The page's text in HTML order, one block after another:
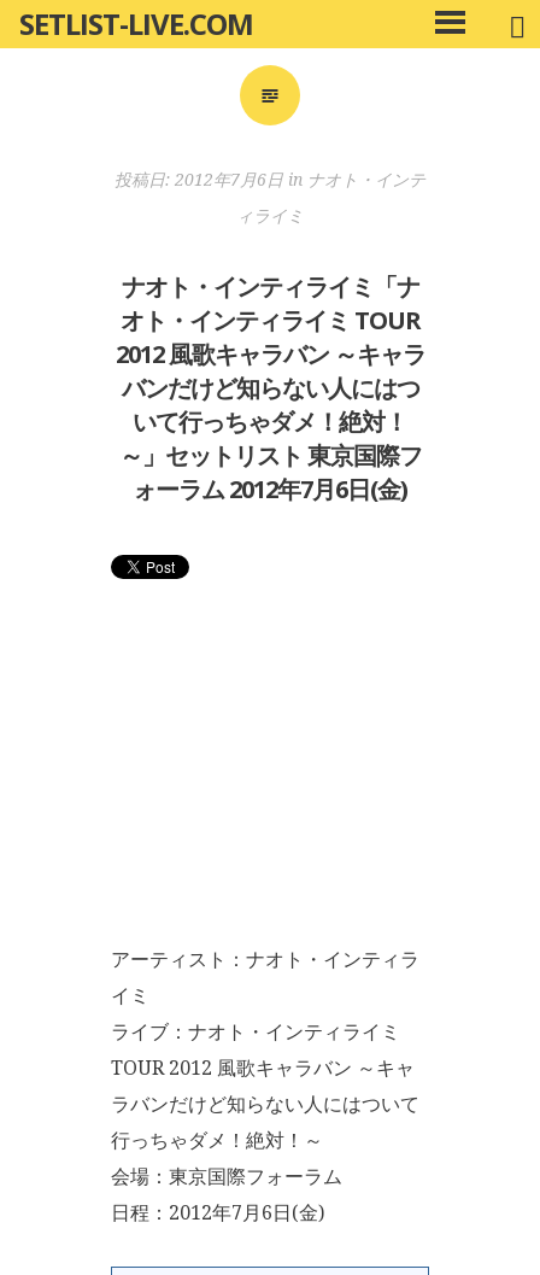
ン
SETLIST-LIVE.COM
メ
イ
投稿日: 2012年7月6日 in ナオト・インテ
ィライミ
ナオト・インティライミ「ナ
オト・インティライミ TOUR
2012 風歌キャラバン ～キャラ
バンだけど知らない人にはつ
いて行っちゃダメ！絶対！
～」セットリスト 東京国際フ
ォーラム 2012年7月6日(金)
アーティスト：ナオト・インティラ
イミ
ライブ：ナオト・インティライミ
TOUR 2012 風歌キャラバン ～キャ
ラバンだけど知らない人にはついて
行っちゃダメ！絶対！～
会場：東京国際フォーラム
日程：2012年7月6日(金)